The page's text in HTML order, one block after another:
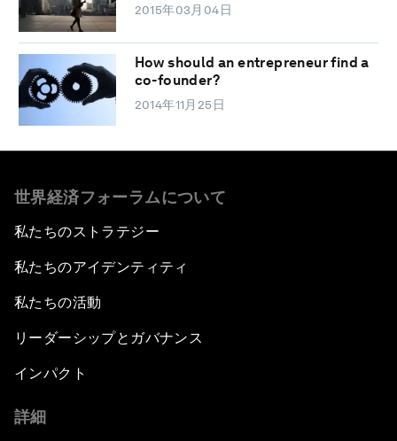
2015年03月04日
How should an entrepreneur find a
co-founder?
2014年11月25日
世界経済フォーラムについて
私たちのストラテジー
私たちのアイデンティティ
私たちの活動
リーダーシップとガバナンス
インパクト
詳細